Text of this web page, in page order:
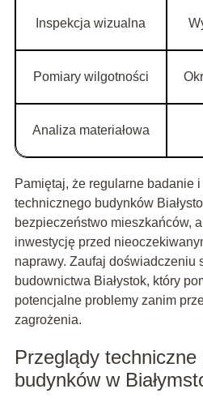
Inspekcja wizualna
Pomiary wilgotności
Analiza materiałowa
Pamiętaj, że regularne badanie
technicznego budynków
bezpieczeństwo mieszkańców,
inwestycję przed
naprawy. Zaufaj doświadczeniu
budownictwa Białystok, który
potencjalne problemy zanim
zagrożenia.
Przeglądy
budynków w